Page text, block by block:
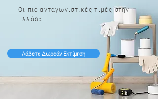
Οι πιο ανταγωνιστικές τιμές στην
Ελλάδα
Λάβετε Δωρεάν Εκτίμηση